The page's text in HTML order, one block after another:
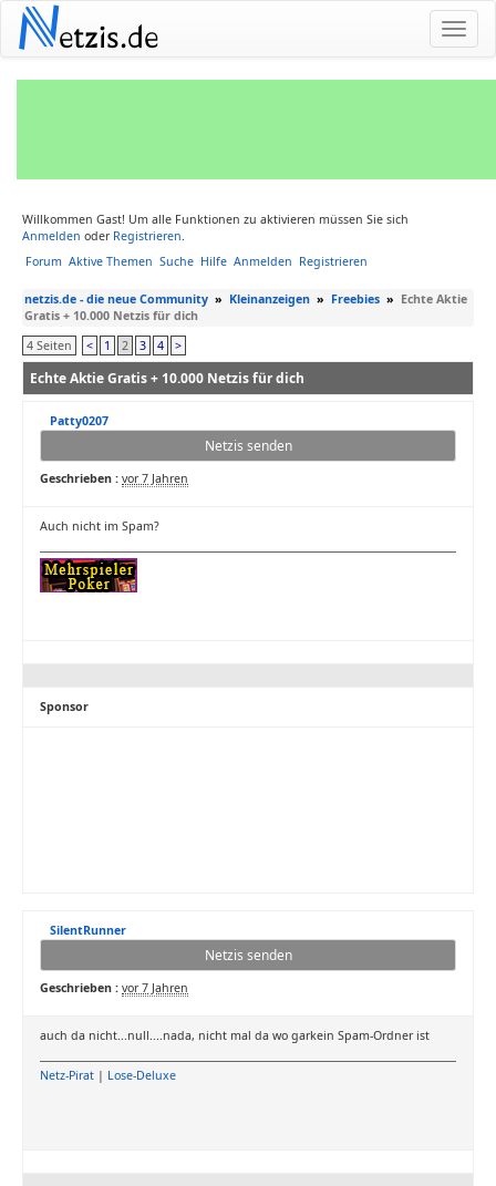
Netzis.de
Willkommen Gast! Um alle Funktionen zu aktivieren müssen Sie sich
Anmelden oder Registrieren.
Forum Aktive Themen Suche Hilfe Anmelden Registrieren
netzis.de - die neue Community » Kleinanzeigen » Freebies » Echte Aktie
Gratis + 10.000 Netzis für dich
4 Seiten
< 1 2 3 4 >
Echte Aktie Gratis + 10.000 Netzis für dich
Patty0207
Netzis senden
Geschrieben : vor 7 Jahren
Auch nicht im Spam?
Sponsor
SilentRunner
Netzis senden
Geschrieben : vor 7 Jahren
auch da nicht...null....nada, nicht mal da wo garkein Spam-Ordner ist
Netz-Pirat | Lose-Deluxe